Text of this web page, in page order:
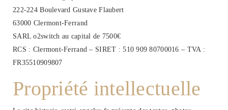
222-224 Boulevard Gustave Flaubert
63000 Clermont-Ferrand
SARL o2switch au capital de 7500€
RCS : Clermont-Ferrand – SIRET : 510 909 80700016 – TVA :
FR35510909807
Propriété intellectuelle